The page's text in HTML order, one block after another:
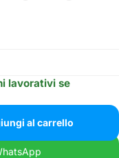
lavorativi se
al carrello